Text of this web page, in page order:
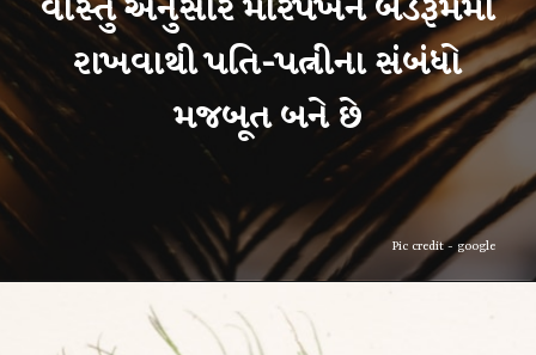
વાસ્તુ અનુસાર મોરપંખને બેડરૂમમાં
રાખવાથી પતિ-પત્નીના સંબંધો
Pic credit - google